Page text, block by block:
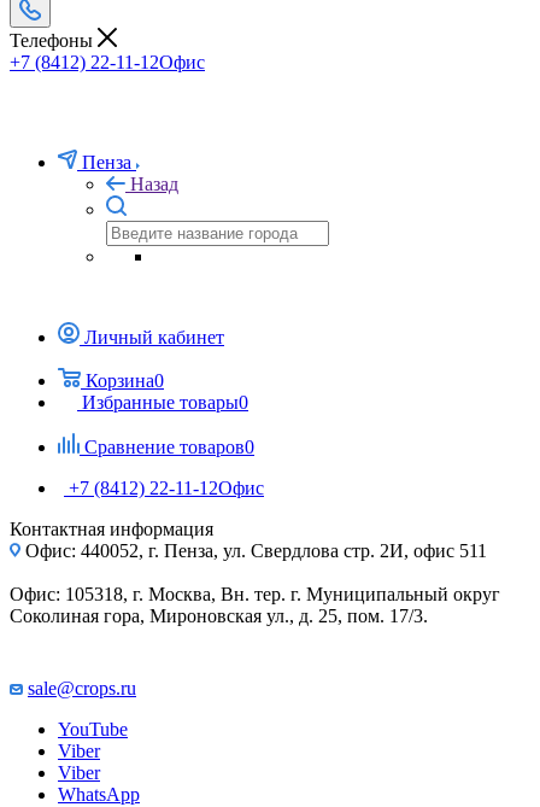
Телефоны
+7 (8412) 22-11-12Офис
Пенза
Назад
Личный кабинет
Корзина0
Избранные товары0
Сравнение товаров0
+7 (8412) 22-11-12Офис
Контактная информация
Офис: 440052, г. Пенза, ул. Свердлова стр. 2И, офис 511
Офис: 105318, г. Москва, Вн. тер. г. Муниципальный округ
Соколиная гора, Мироновская ул., д. 25, пом. 17/3.
sale@crops.ru
YouTube
Viber
Viber
WhatsApp